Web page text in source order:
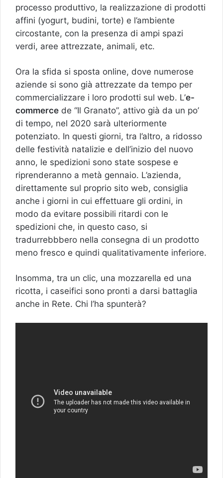
processo produttivo, la realizzazione di prodotti
affini (yogurt, budini, torte) e l’ambiente
circostante, con la presenza di ampi spazi
verdi, aree attrezzate, animali, etc.
Ora la sfida si sposta online, dove numerose
aziende si sono già attrezzate da tempo per
commercializzare i loro prodotti sul web. L’e-
commerce de “Il Granato”, attivo già da un po’
di tempo, nel 2020 sarà ulteriormente
potenziato. In questi giorni, tra l’altro, a ridosso
delle festività natalizie e dell’inizio del nuovo
anno, le spedizioni sono state sospese e
riprenderanno a metà gennaio. L’azienda,
direttamente sul proprio sito web, consiglia
anche i giorni in cui effettuare gli ordini, in
modo da evitare possibili ritardi con le
spedizioni che, in questo caso, si
tradurrebbbero nella consegna di un prodotto
meno fresco e quindi qualitativamente inferiore.
Insomma, tra un clic, una mozzarella ed una
ricotta, i caseifici sono pronti a darsi battaglia
anche in Rete. Chi l’ha spunterà?